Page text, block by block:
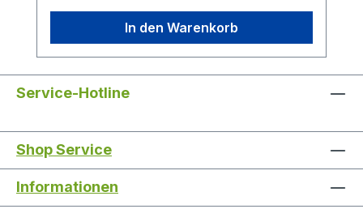
In den Warenkorb
Service-Hotline
Shop Service
Informationen